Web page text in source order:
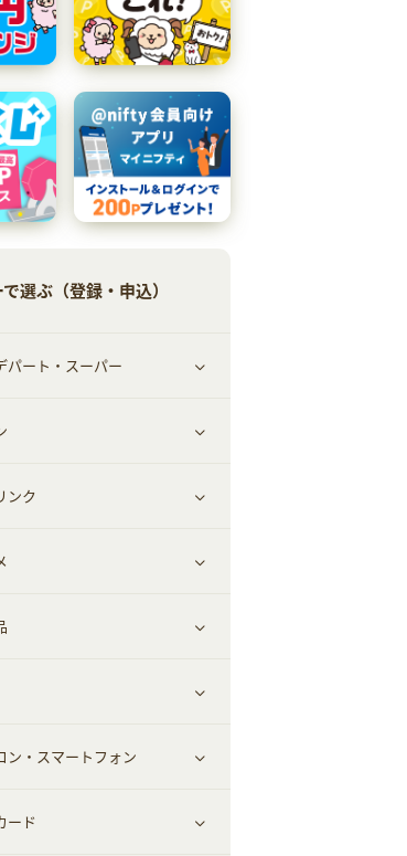
選ぶ（登録・申込）
パート・スーパー
る
販
見る
ション
ー・下着
・フォーマル
ンク
る
配
ターサーバー
る
・サロン
美容
る
ツ・フィットネス
・薬局・からだ
見る
買取
ン・スマートフォン
見る
ード